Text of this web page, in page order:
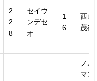
2
2
8
セイウ
ンデセ
オ
1
6
西山
茂行
ノル
マン